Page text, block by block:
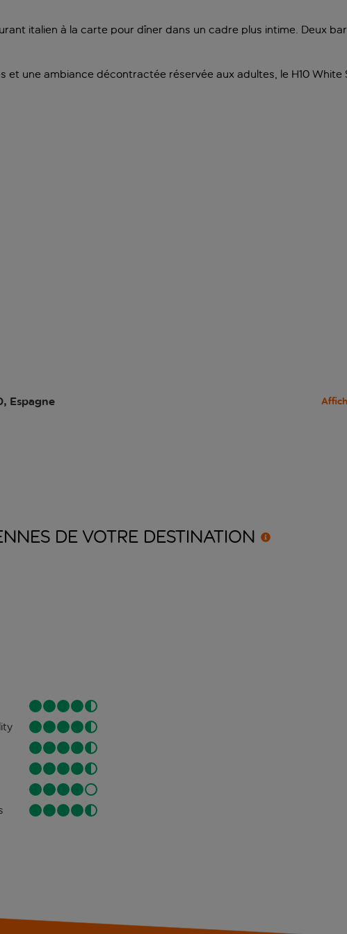
italien à la carte pour dîner dans un cadre plus intime. Deux
une ambiance décontractée réservée aux adultes, le H10 White
Espagne
DE VOTRE DESTINATION